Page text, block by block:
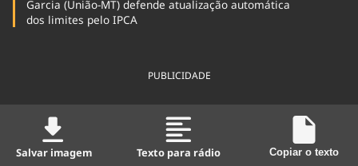
Garcia (União-MT) defende atualização automática
dos limites pelo IPCA
PUBLICIDADE
Salvar imagem Texto para rádio Copiar o texto